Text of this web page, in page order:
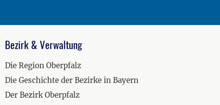
Bezirk & Verwaltung
Die Region Oberpfalz
Die Geschichte der Bezirke in Bayern
Der Bezirk Oberpfalz